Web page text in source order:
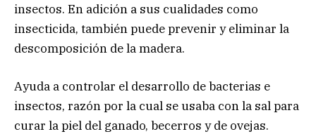
insectos. En adición a sus cualidades como
insecticida, también puede prevenir y eliminar la
descomposición de la madera.
Ayuda a controlar el desarrollo de bacterias e
insectos, razón por la cual se usaba con la sal para
curar la piel del ganado, becerros y de ovejas.